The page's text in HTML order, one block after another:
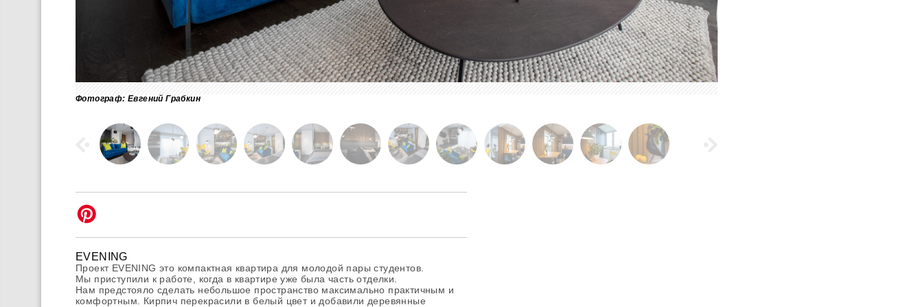
Фотограф: Евгений Грабкин
EVENING
Проект EVENING это компактная квартира для молодой пары студентов.
Мы приступили к работе, когда в квартире уже была часть отделки.
Нам предстояло сделать небольшое пространство максимально практичным и
комфортным. Кирпич перекрасили в белый цвет и добавили деревянные